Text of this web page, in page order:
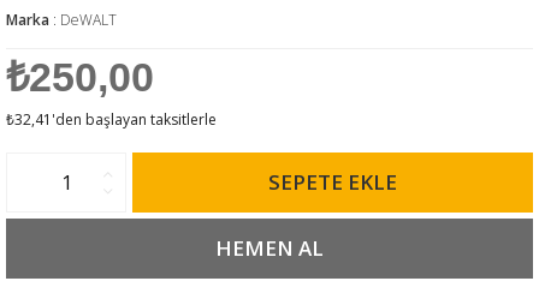
Marka : DeWALT
₺250,00
₺32,41 'den başlayan taksitlerle